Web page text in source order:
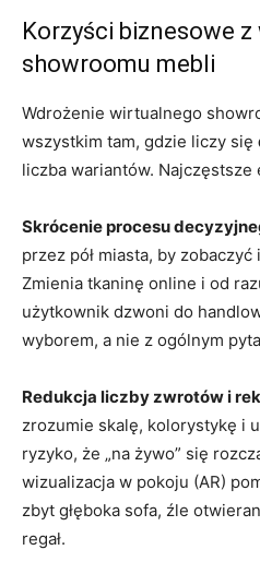
Korzyści biznesowe
showroomu mebli
Wdrożenie wirtualnego
wszystkim tam, gdzie liczy się
liczba wariantów.
Skrócenie procesu
przez pół miasta, by
Zmienia tkaninę online i od
użytkownik dzwoni do
wyborem, a nie z ogólnym
Redukcja liczby zwrotów i
zrozumie skalę, kolorystykę i
ryzyko, że „na żywo” się
wizualizacja w pokoju (AR)
zbyt głęboka sofa, źle
regał.